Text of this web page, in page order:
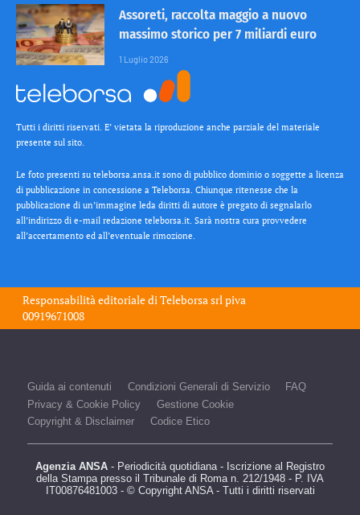
Assoreti, raccolta maggio a nuovo
massimo storico per 7 miliardi euro
1 Luglio 2026
Tutti i diritti riservati. E’ vietata la riproduzione anche parziale del materiale
presente sul sito.
Le foto presenti su teleborsa.ansa.it sono di pubblico dominio o soggette a licenza
di pubblicazione in concessione a Teleborsa. Chiunque ritenesse che la
pubblicazione di un’immagine leda diritti di autore è pregato di segnalarlo
all’indirizzo di e-mail redazione teleborsa.it. Sarà nostra cura provvedere
all’accertamento ed all’eventuale rimozione.
Responsabilità editoriale diTeleborsa srlpiva
00919671008
Guida ai contenuti Condizioni Generali di Servizio
FAQ
Privacy & Cookie Policy
Gestione Cookie
Copyright & Disclaimer
Codice Etico
Agenzia ANSA - Periodicità quotidiana - Iscrizione al Registro
della Stampa presso il Tribunale di Roma n. 212/1948 - P. IVA
IT00876481003 - © Copyright ANSA - Tutti i diritti riservati